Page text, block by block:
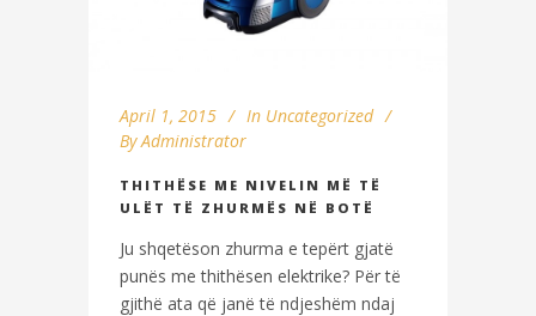
April 1, 2015 In Uncategorized
By Administrator
THITHËSE ME NIVELIN MË TË
ULËT TË ZHURMËS NË BOTË
Ju shqetëson zhurma e tepërt gjatë
punës me thithësen elektrike? Për të
gjithë ata që janë të ndjeshëm ndaj